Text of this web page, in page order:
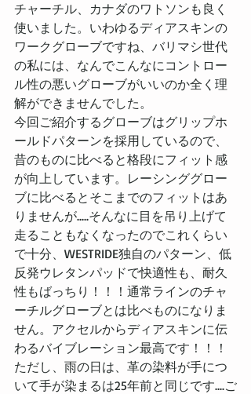
チャーチル、カナダのワトソンも良く
使いました。いわゆるディアスキンの
ワークグローブですね、バリマシ世代
の私には、なんでこんなにコントロー
ル性の悪いグローブがいいのか全く理
解ができませんでした。
今回ご紹介するグローブはグリップホ
ールドパターンを採用しているので、
昔のものに比べると格段にフィット感
が向上しています。レーシンググロー
ブに比べるとそこまでのフィットはあ
りませんが.....そんなに目を吊り上げて
走ることもなくなったのでこれくらい
で十分、WESTRIDE独自のパターン、低
反発ウレタンパッドで快適性も、耐久
性もばっちり！！！通常ラインのチャ
ーチルグローブとは比べものになりま
せん。アクセルからディアスキンに伝
わるバイブレーション最高です！！！
ただし、雨の日は、革の染料が手につ
いて手が染まるは25年前と同じです....ご